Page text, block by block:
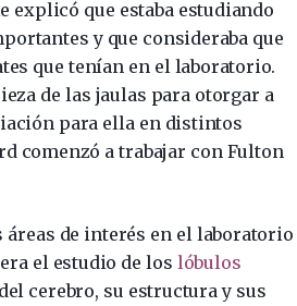
explicó que estaba estudiando
y que consideraba que
que tenían en el laboratorio.
de las jaulas para otorgar a
para ella en distintos
comenzó a trabajar con Fulton
áreas de interés en el laboratorio
el estudio de los lóbulos
del cerebro, su estructura y sus